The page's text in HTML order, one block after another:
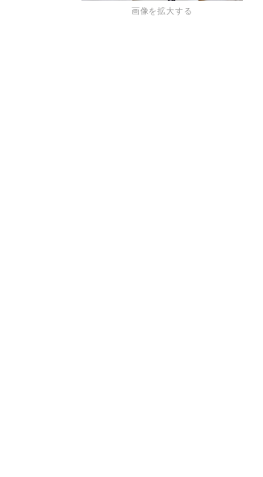
画像を拡大する